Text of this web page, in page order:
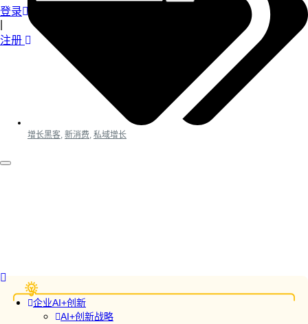
登录
注册
企业AI+创新
AI+创新战略
增长黑客 新消费 私域增长